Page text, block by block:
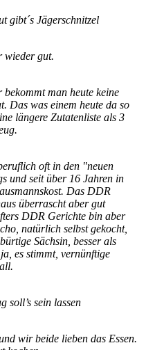
gibt´s Jägerschnitzel
wieder gut.
man heute keine
Das was einem heute da so
längere Zutatenliste als 3
oft in den "neuen
und seit über 16 Jahren in
Das DDR
überrascht aber gut
DDR Gerichte bin aber
natürlich selbst gekocht,
Sächsin, besser als
es stimmt, vernünftige
soll’s sein lassen
wir beide lieben das Essen.